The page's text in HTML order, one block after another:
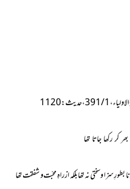
کر رکھا جاتا تھا
بطورِ سزا و سختی نہ تھا بلکہ ازراہِ محبّت و شفقت تھا